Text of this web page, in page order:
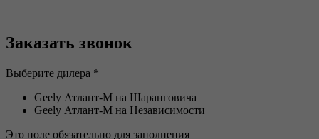
Заказать звонок
Выберите дилера *
Geely Атлант-М на Шаранговича
Geely Атлант-М на Независимости
Это поле обязательно для заполнения